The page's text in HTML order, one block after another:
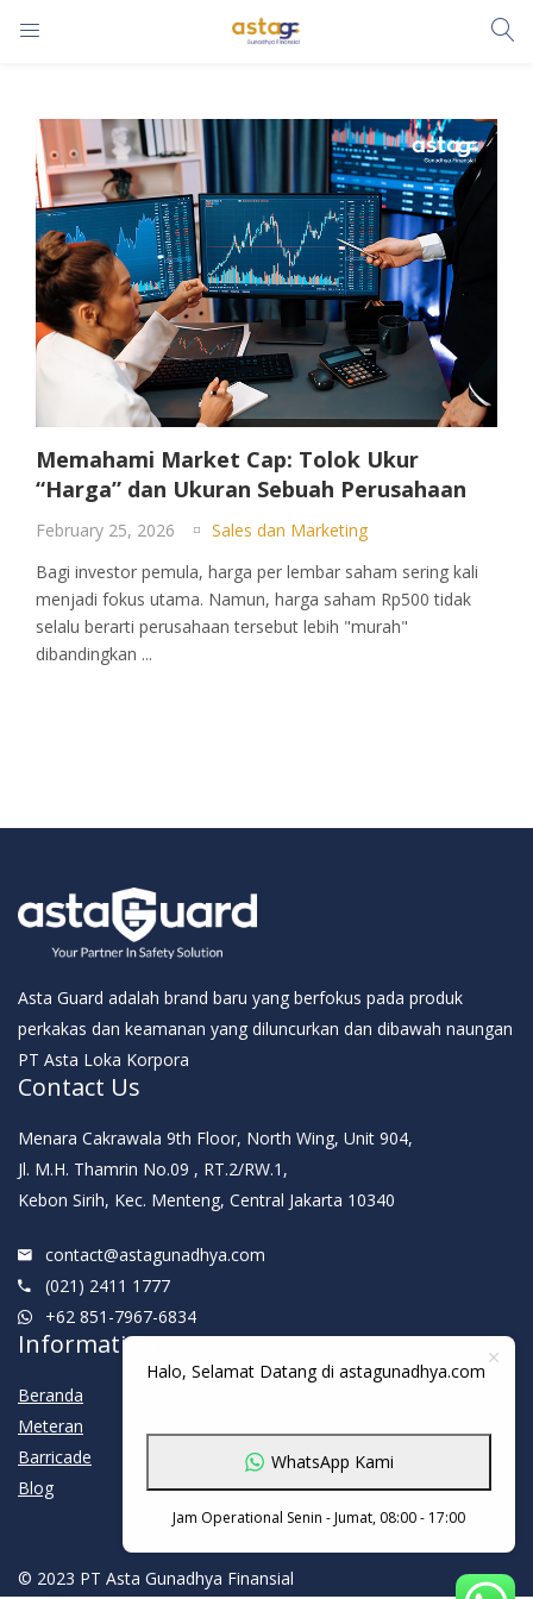
Enter your username and password to login.
Remember me Lost password?
Memahami Market Cap: Tolok Ukur
“Harga” dan Ukuran Sebuah Perusahaan
February 25, 2026
Sales dan Marketing
Bagi investor pemula, harga per lembar saham sering kali
menjadi fokus utama. Namun, harga saham Rp500 tidak
selalu berarti perusahaan tersebut lebih "murah"
dibandingkan ...
Asta Guard adalah brand baru yang berfokus pada produk
perkakas dan keamanan yang diluncurkan dan dibawah naungan
PT Asta Loka Korpora
Contact Us
Menara Cakrawala 9th Floor, North Wing, Unit 904,
Jl. M.H. Thamrin No.09 , RT.2/RW.1,
Kebon Sirih, Kec. Menteng, Central Jakarta 10340
contact@astagunadhya.com
(021) 2411 1777
+62 851-7967-6834
Information
Beranda
Meteran
Barricade
Blog
© 2023 PT Asta Gunadhya Finansial
Halo, Selamat Datang di astagunadhya.com
WhatsApp Kami
Jam Operational Senin - Jumat, 08:00 - 17:00